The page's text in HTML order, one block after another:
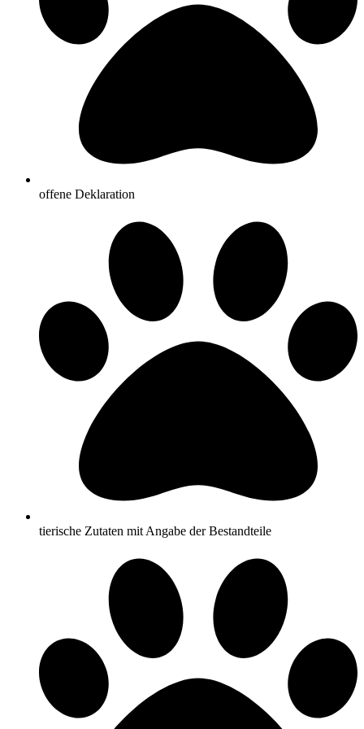
offene Deklaration
tierische Zutaten mit Angabe der Bestandteile